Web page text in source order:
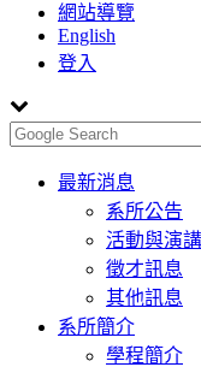
網站導覽
English
登入
Toggle
navigation
最新消息
系所公告
活動與演講
徵才訊息
其他訊息
系所簡介
學程簡介